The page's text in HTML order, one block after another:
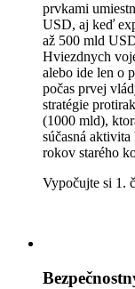
prvkami
USD, aj keď
až 500 mld
Hviezdnych
alebo ide len o
počas prvej
stratégie
(1000 mld),
súčasná
rokov starého
Vypočujte si 1.